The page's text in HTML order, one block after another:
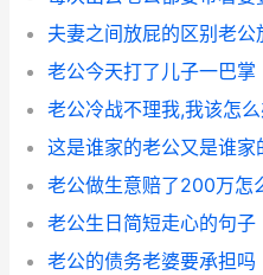
夫妻之间放屁的区别老公
老公今天打了儿子一巴掌
老公冷战不理我,我该怎
这是谁家的老公又是谁家
老公做生意赔了200万怎
老公生日简短走心的句子
老公的债务老婆要承担吗